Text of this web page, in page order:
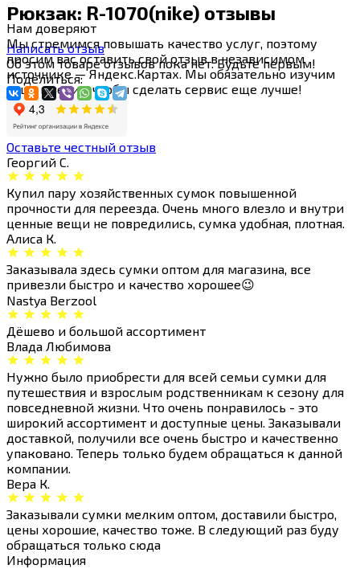
Рюкзак: R-1070(nike) отзывы
Написать отзыв
Об этом товаре отзывов пока нет. Будьте первым!
Поделиться:
Нам доверяют
Мы стремимся повышать качество услуг, поэтому
просим вас оставить свой отзыв в независимом
источнике — Яндекс.Картах. Мы обязательно изучим
ваше мнение, чтобы сделать сервис еще лучше!
Оставьте честный отзыв
Георгий С.
Купил пару хозяйственных сумок повышенной
прочности для переезда. Очень много влезло и внутри
ценные вещи не повредились, сумка удобная, плотная.
Алиса К.
Заказывала здесь сумки оптом для магазина, все
привезли быстро и качество хорошее😉
Nastya Berzool
Дёшево и большой ассортимент
Влада Любимова
Нужно было приобрести для всей семьи сумки для
путешествия и взрослым родственникам к сезону для
повседневной жизни. Что очень понравилось - это
широкий ассортимент и доступные цены. Заказывали
доставкой, получили все очень быстро и качественно
упаковано. Теперь только будем обращаться к данной
компании.
Вера К.
Заказывали сумки мелким оптом, доставили быстро,
цены хорошие, качество тоже. В следующий раз буду
обращаться только сюда
Информация